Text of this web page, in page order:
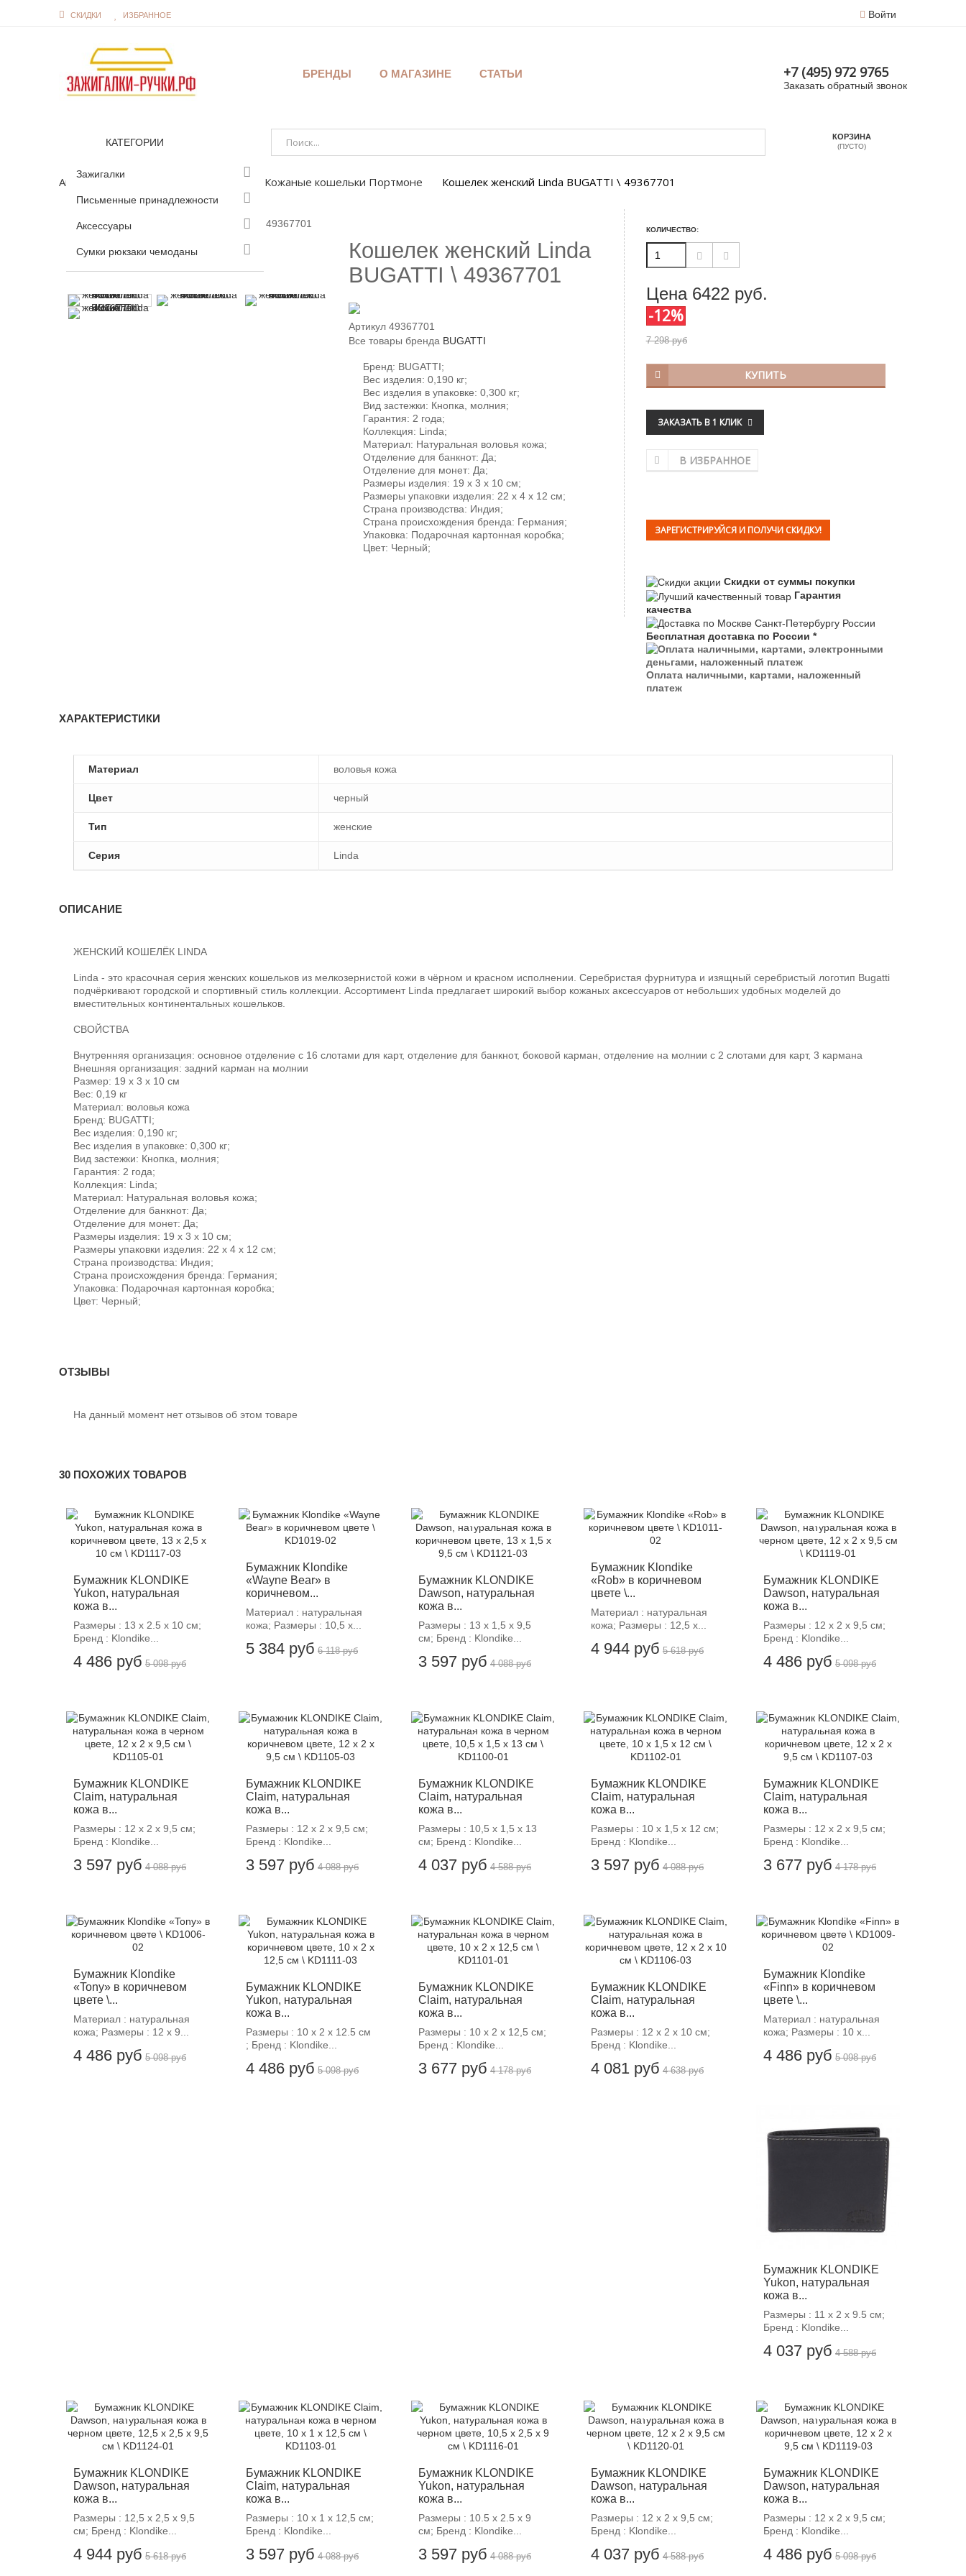
СКИДКИ ИЗБРАННОЕ Войти
БРЕНДЫ О МАГАЗИНЕ СТАТЬИ +7 (495) 972 9765
Заказать обратный звонок
КАТЕГОРИИ
Зажигалки
Письменные принадлежности
Аксессуары
Сумки рюкзаки чемоданы
КОРЗИНА
(ПУСТО)
Аксессуары Кожаные кошельки Портмоне Кошелек женский Linda BUGATTI \ 49367701
Кошелек женский Linda
BUGATTI \ 49367701
Артикул 49367701
Все товары бренда BUGATTI
Бренд: BUGATTI;
Вес изделия: 0,190 кг;
Вес изделия в упаковке: 0,300 кг;
Вид застежки: Кнопка, молния;
Гарантия: 2 года;
Коллекция: Linda;
Материал: Натуральная воловья кожа;
Отделение для банкнот: Да;
Отделение для монет: Да;
Размеры изделия: 19 х 3 х 10 см;
Размеры упаковки изделия: 22 х 4 х 12 см;
Страна производства: Индия;
Страна происхождения бренда: Германия;
Упаковка: Подарочная картонная коробка;
Цвет: Черный;
КОЛИЧЕСТВО:
Цена 6422 руб.
-12%
7 298 руб
КУПИТЬ
ЗАКАЗАТЬ В 1 КЛИК
В ИЗБРАННОЕ
ЗАРЕГИСТРИРУЙСЯ И ПОЛУЧИ СКИДКУ!
Скидки от суммы покупки
Гарантия
качества
Бесплатная доставка по России *
Оплата наличными, картами, наложенный
платеж
ХАРАКТЕРИСТИКИ
Материал воловья кожа
Цвет черный
Тип женские
Серия Linda
ОПИСАНИЕ
ЖЕНСКИЙ КОШЕЛЁК LINDA
Linda - это красочная серия женских кошельков из мелкозернистой кожи в чёрном и красном исполнении. Серебристая фурнитура и изящный серебристый логотип Bugatti
подчёркивают городской и спортивный стиль коллекции. Ассортимент Linda предлагает широкий выбор кожаных аксессуаров от небольших удобных моделей до
вместительных континентальных кошельков.
СВОЙСТВА
Внутренняя организация: основное отделение с 16 слотами для карт, отделение для банкнот, боковой карман, отделение на молнии с 2 слотами для карт, 3 кармана
Внешняя организация: задний карман на молнии
Размер: 19 x 3 x 10 см
Вес: 0,19 кг
Материал: воловья кожа
Бренд: BUGATTI;
Вес изделия: 0,190 кг;
Вес изделия в упаковке: 0,300 кг;
Вид застежки: Кнопка, молния;
Гарантия: 2 года;
Коллекция: Linda;
Материал: Натуральная воловья кожа;
Отделение для банкнот: Да;
Отделение для монет: Да;
Размеры изделия: 19 х 3 х 10 см;
Размеры упаковки изделия: 22 х 4 х 12 см;
Страна производства: Индия;
Страна происхождения бренда: Германия;
Упаковка: Подарочная картонная коробка;
Цвет: Черный;
ОТЗЫВЫ
На данный момент нет отзывов об этом товаре
30 ПОХОЖИХ ТОВАРОВ
Бумажник KLONDIKE
Yukon, натуральная
кожа в...
Размеры : 13 х 2.5 х 10 см;
Бренд : Klondike...
4 486 руб 5 098 руб
Бумажник Klondike
«Wayne Bear» в
коричневом...
Материал : натуральная
кожа; Размеры : 10,5 х...
5 384 руб 6 118 руб
Бумажник KLONDIKE
Dawson, натуральная
кожа в...
Размеры : 13 х 1,5 х 9,5
см; Бренд : Klondike...
3 597 руб 4 088 руб
Бумажник Klondike
«Rob» в коричневом
цвете \...
Материал : натуральная
кожа; Размеры : 12,5 х...
4 944 руб 5 618 руб
Бумажник KLONDIKE
Dawson, натуральная
кожа в...
Размеры : 12 х 2 х 9,5 см;
Бренд : Klondike...
4 486 руб 5 098 руб
Бумажник KLONDIKE
Claim, натуральная
кожа в...
Размеры : 12 х 2 х 9,5 см;
Бренд : Klondike...
3 597 руб 4 088 руб
Бумажник KLONDIKE
Claim, натуральная
кожа в...
Размеры : 12 х 2 х 9,5 см;
Бренд : Klondike...
3 597 руб 4 088 руб
Бумажник KLONDIKE
Claim, натуральная
кожа в...
Размеры : 10,5 х 1,5 х 13
см; Бренд : Klondike...
4 037 руб 4 588 руб
Бумажник KLONDIKE
Claim, натуральная
кожа в...
Размеры : 10 х 1,5 х 12 см;
Бренд : Klondike...
3 597 руб 4 088 руб
Бумажник KLONDIKE
Claim, натуральная
кожа в...
Размеры : 12 х 2 х 9,5 см;
Бренд : Klondike...
3 677 руб 4 178 руб
Бумажник Klondike
«Tony» в коричневом
цвете \...
Материал : натуральная
кожа; Размеры : 12 х 9...
4 486 руб 5 098 руб
Бумажник KLONDIKE
Yukon, натуральная
кожа в...
Размеры : 10 х 2 х 12.5 см
; Бренд : Klondike...
4 486 руб 5 098 руб
Бумажник KLONDIKE
Claim, натуральная
кожа в...
Размеры : 10 х 2 х 12,5 см;
Бренд : Klondike...
3 677 руб 4 178 руб
Бумажник KLONDIKE
Claim, натуральная
кожа в...
Размеры : 12 х 2 х 10 см;
Бренд : Klondike...
4 081 руб 4 638 руб
Бумажник Klondike
«Finn» в коричневом
цвете \...
Материал : натуральная
кожа; Размеры : 10 х...
4 486 руб 5 098 руб
Бумажник KLONDIKE
Yukon, натуральная
кожа в...
Размеры : 11 х 2 х 9.5 см;
Бренд : Klondike...
4 037 руб 4 588 руб
Бумажник KLONDIKE
Dawson, натуральная
кожа в...
Размеры : 12,5 х 2,5 х 9,5
см; Бренд : Klondike...
4 944 руб 5 618 руб
Бумажник KLONDIKE
Claim, натуральная
кожа в...
Размеры : 10 х 1 х 12,5 см;
Бренд : Klondike...
3 597 руб 4 088 руб
Бумажник KLONDIKE
Yukon, натуральная
кожа в...
Размеры : 10.5 х 2.5 х 9
см; Бренд : Klondike...
3 597 руб 4 088 руб
Бумажник KLONDIKE
Dawson, натуральная
кожа в...
Размеры : 12 х 2 х 9,5 см;
Бренд : Klondike...
4 037 руб 4 588 руб
Бумажник KLONDIKE
Dawson, натуральная
кожа в...
Размеры : 12 х 2 х 9,5 см;
Бренд : Klondike...
4 486 руб 5 098 руб